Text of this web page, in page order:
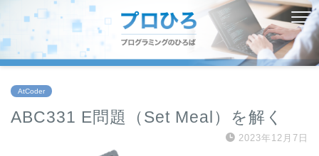
AtCoder
ABC331 E問題（Set Meal）を解く
2023年12月7日